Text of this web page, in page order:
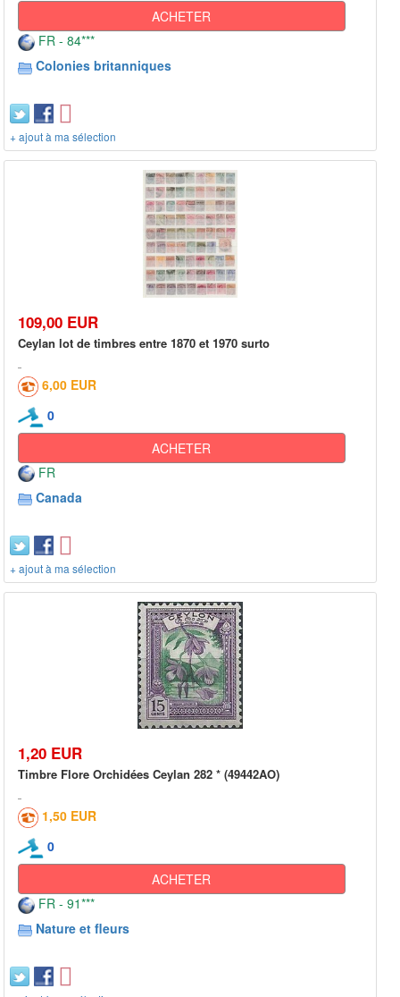
ACHETER
FR - 84***
Colonies britanniques
+ ajout à ma sélection
109,00 EUR
Ceylan lot de timbres entre 1870 et 1970 surto
6,00 EUR
0
ACHETER
FR
Canada
+ ajout à ma sélection
1,20 EUR
Timbre Flore Orchidées Ceylan 282 * (49442AO)
1,50 EUR
0
ACHETER
FR - 91***
Nature et fleurs